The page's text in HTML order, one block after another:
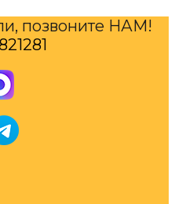
позвоните НАМ!